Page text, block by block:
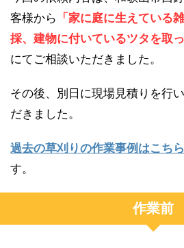
客様から 「家に庭に生えている
採、建物に付いているツタを取っ
にてご相談いただきました。
その後、別日に現場見積りを行
だきました。
過去の草刈りの作業事例はこちら
す。
作業前